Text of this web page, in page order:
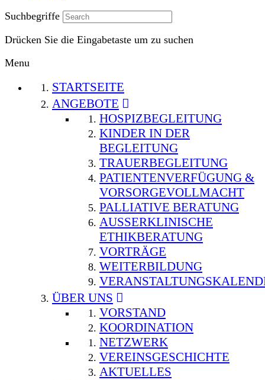
Suchbegriffe
Drücken Sie die Eingabetaste um zu suchen
Menu
STARTSEITE
ANGEBOTE
HOSPIZBEGLEITUNG
KINDER IN DER
BEGLEITUNG
TRAUERBEGLEITUNG
PATIENTENVERFÜGUNG &
VORSORGEVOLLMACHT
PALLIATIVE BERATUNG
AUSSERKLINISCHE E
THIKBERATUNG
VORTRÄGE
WEITERBILDUNG
ÜBER UNS
VORSTAND
KOORDINATION
NETZWERK
VEREINSGESCHICHTE
AKTUELLES